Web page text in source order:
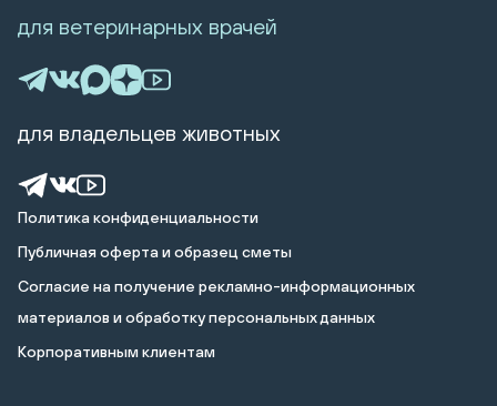
Политика конфиденциальности
Публичная оферта и образец сметы
Cогласие на получение рекламно-информационных
материалов и обработку персональных данных
Корпоративным клиентам
для ветеринарных врачей
для владельцев животных